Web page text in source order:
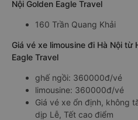
Nội Golden Eagle Travel
160 Trần Quang Khải
Giá vé xe limousine đi Hà Nội từ
Eagle Travel
ghế ngồi: 360000đ/vé
limousine: 360000đ/vé
Giá vé xe ổn định, không
dịp Lễ, Tết cao điểm